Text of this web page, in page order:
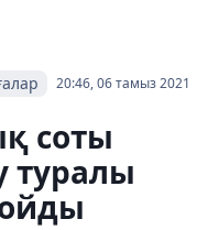
20:46, 06 тамыз 2021
соты
туралы